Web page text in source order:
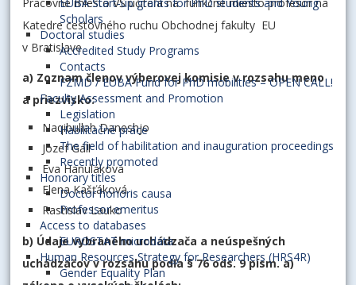
Scholars
Doctoral studies
Accredited Study Programs
Contacts
FZMD / EUBA Fund for PhD mobilities – OPEN CALL!
Faculty Assessment and Promotion
Legislation
Habilitačné práce
The field of habilitation and inauguration proceedings
Recently promoted
Honorary titles
Doctor honoris causa
Professor emeritus
Access to databases
EUROSTAT microdata
Human Resources Strategy for Researchers (HRS4R)
Gender Equality Plan
Katedre cestovného ruchu Obchodnej fakulty EU
v Bratislave
a) Zoznam členov výberovej komisie v rozsahu meno
a priezvisko:
Naqibullah Daneshjo
Jozef Gáll
Eva Hanuláková
Elena Kašťáková
Rastislav Lauko
b) Údaje vybraného uchádzača a neúspešných
uchádzačov v rozsahu podľa § 76 ods. 9 písm. a)